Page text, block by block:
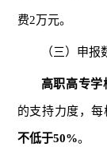
费2万元。
（三）申报
高职高专学
的支持力度，
不低于50%。